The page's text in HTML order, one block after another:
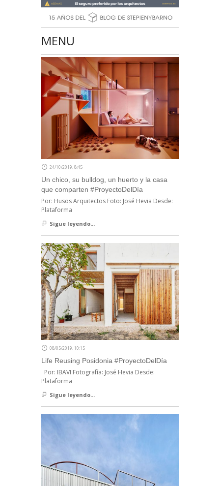
MENU
24/10/2019, 8:45
Un chico, su bulldog, un huerto y la casa
que comparten #ProyectoDelDía
Por: Husos Arquitectos Foto: José Hevia Desde:
Plataforma
Sigue leyendo...
08/05/2019, 10:15
Life Reusing Posidonia #ProyectoDelDía
Por: IBAVI Fotografía: José Hevia Desde:
Plataforma
Sigue leyendo...